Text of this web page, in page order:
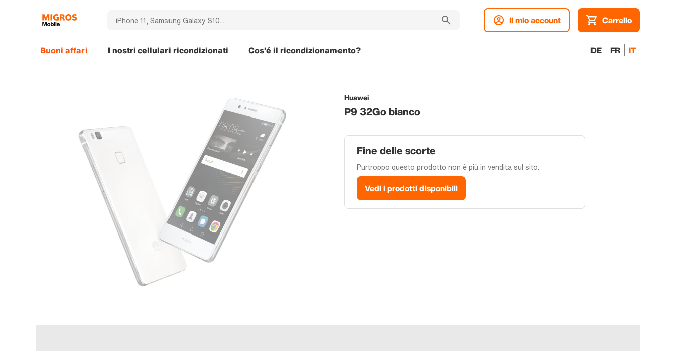
Il mio account Carrello
DE FR IT
Buoni affari I nostri cellulari ricondizionati Cos'é il ricondizionamento?
Huawei
P9 32Go bianco
Fine delle scorte
Purtroppo questo prodotto non è più in vendita sul sito.
Vedi i prodotti disponibili